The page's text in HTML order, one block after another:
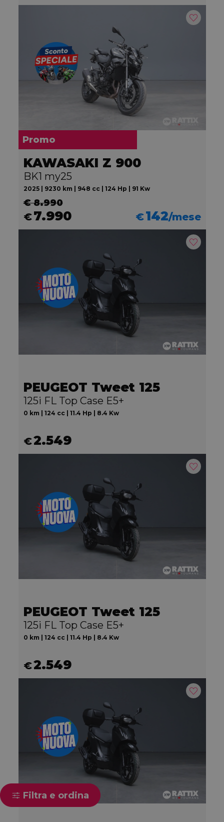
Promo
KAWASAKI Z 900
BK1 my25
2025 | 9230 km | 948 cc | 124 Hp | 91 Kw
€ 8.990
€7.990 €142/mese
PEUGEOT Tweet 125
125i FL Top Case E5+
0 km | 124 cc | 11.4 Hp | 8.4 Kw
€2.549
PEUGEOT Tweet 125
125i FL Top Case E5+
0 km | 124 cc | 11.4 Hp | 8.4 Kw
€2.549
Filtra e ordina